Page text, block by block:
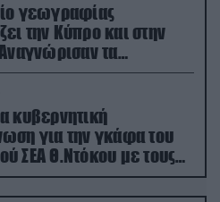
γεωγραφίας
την Κύπρο και στην
τα
(φωτο)
κυβερνητική
για την γκάφα του
ΣΕΑ Θ.Ντόκου με τους
φαρσέρ